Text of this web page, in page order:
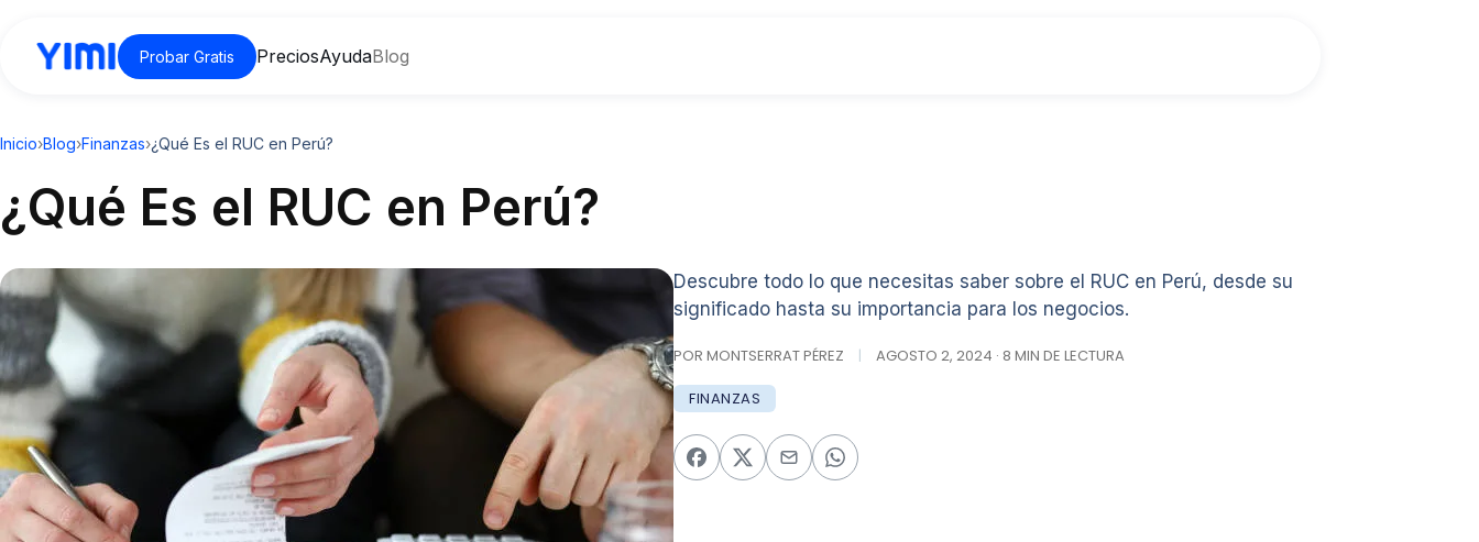
Probar Gratis PreciosAyudaBlog
Inicio›Blog›Finanzas›¿Qué Es el RUC en Perú?
¿Qué Es el RUC en Perú?
Descubre todo lo que necesitas saber sobre el RUC en Perú, desde su
significado hasta su importancia para los negocios.
POR MONTSERRAT PÉREZ | AGOSTO 2, 2024 · 8 MIN DE LECTURA
FINANZAS